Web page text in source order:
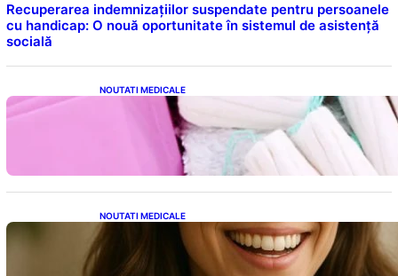
Recuperarea indemnizațiilor suspendate pentru persoanele
cu handicap: O nouă oportunitate în sistemul de asistență
socială
NOUTATI MEDICALE
Tampoanele menstruale: O analiză profundă
a riscurilor legate de metale toxice
NOUTATI MEDICALE
Ceaiul – Băutura care protejează inima:
Descoperiri recente despre beneficiile
consumului zilnic